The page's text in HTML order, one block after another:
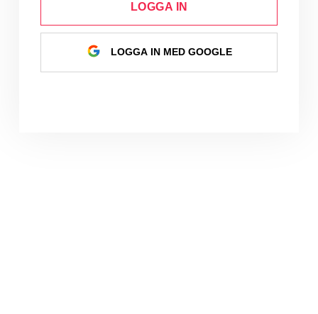
LOGGA IN
LOGGA IN MED GOOGLE